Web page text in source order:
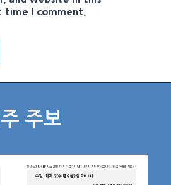
time I comment.
주보